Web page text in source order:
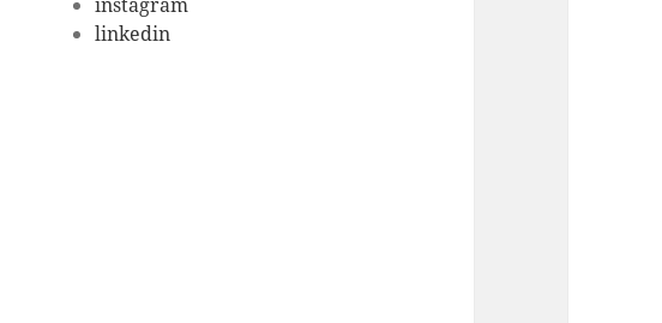
instagram
linkedin